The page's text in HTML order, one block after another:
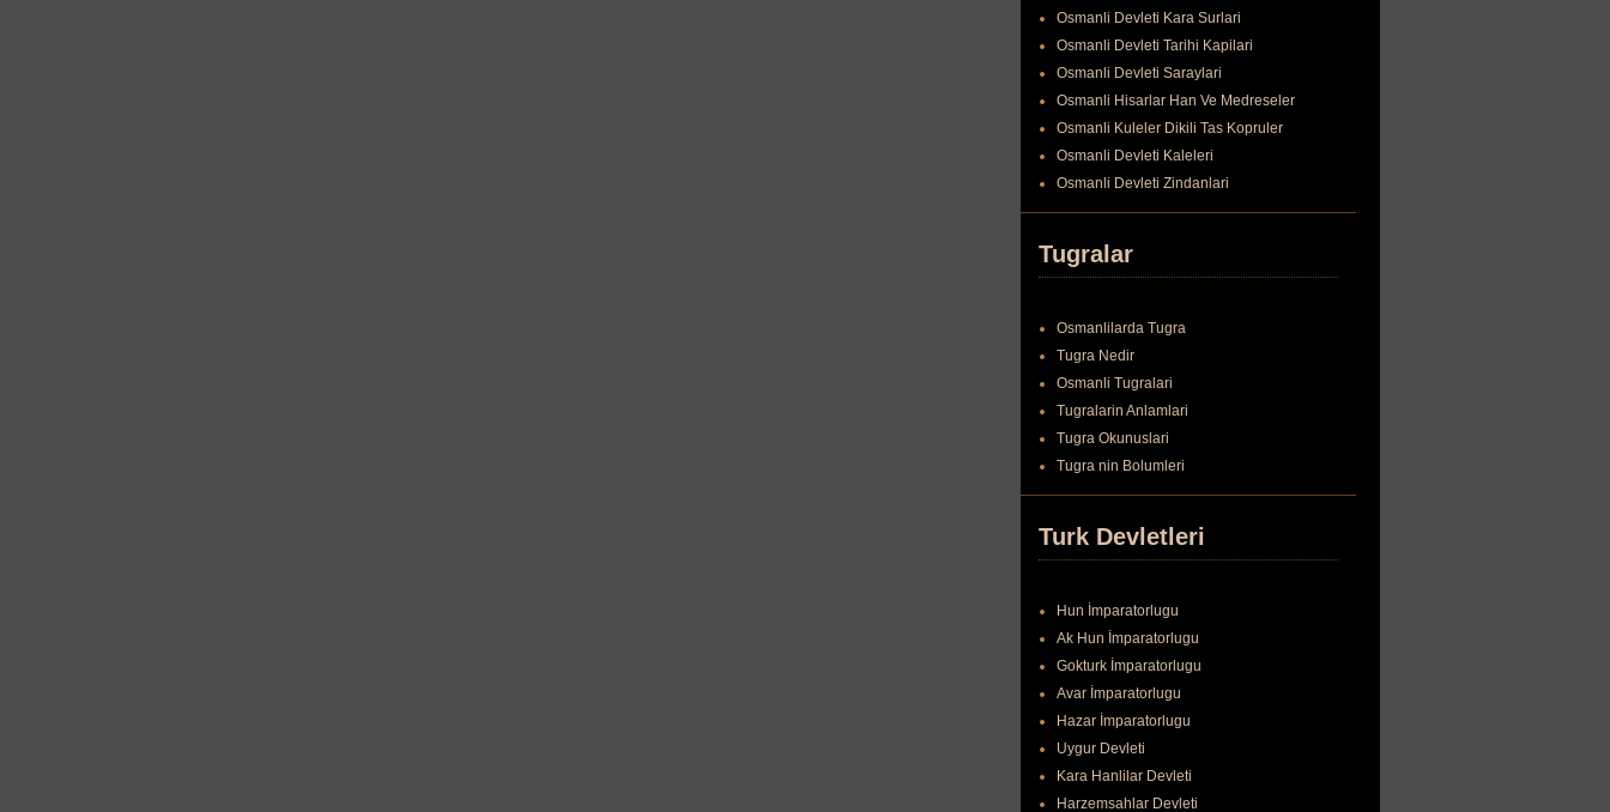
Osmanli Devleti Kara Surlari
Osmanli Devleti Tarihi Kapilari
Osmanli Devleti Saraylari
Osmanli Hisarlar Han Ve Medreseler
Osmanli Kuleler Dikili Tas Kopruler
Osmanli Devleti Kaleleri
Osmanli Devleti Zindanlari
Tugralar
Osmanlilarda Tugra
Tugra Nedir
Osmanli Tugralari
Tugralarin Anlamlari
Tugra Okunuslari
Tugra nin Bolumleri
Turk Devletleri
Hun İmparatorlugu
Ak Hun İmparatorlugu
Gokturk İmparatorlugu
Avar İmparatorlugu
Hazar İmparatorlugu
Uygur Devleti
Kara Hanlilar Devleti
Harzemsahlar Devleti